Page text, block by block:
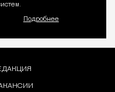
Подробнее